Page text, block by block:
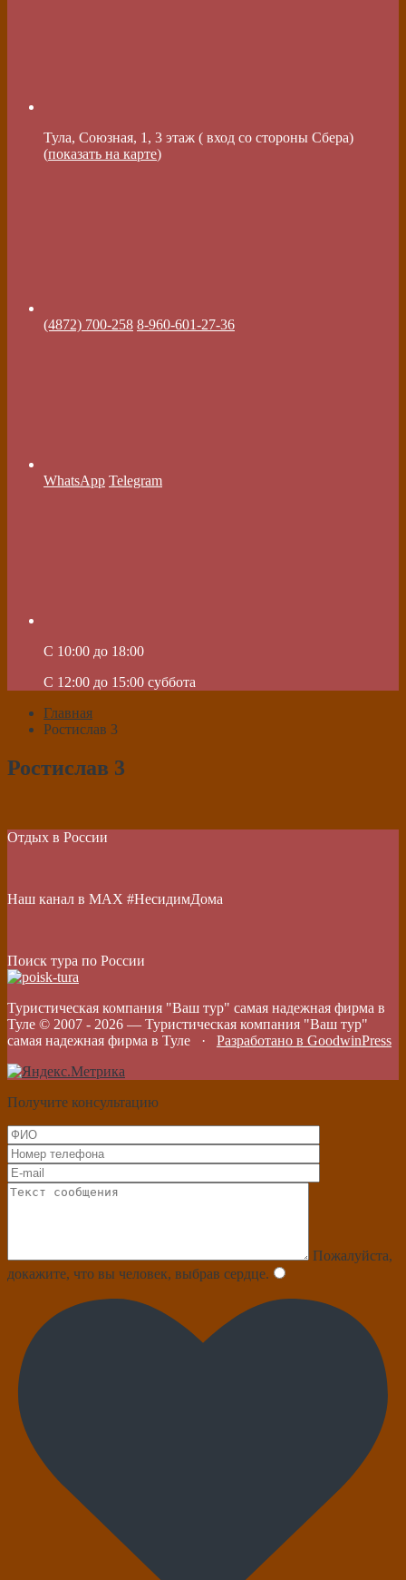
Тула, Союзная, 1, 3 этаж ( вход со стороны Сбера)
(показать на карте)
(4872) 700-258 8-960-601-27-36
WhatsApp Telegram
C 10:00 до 18:00
C 12:00 до 15:00 суббота
Главная
Ростислав 3
Ростислав 3
Отдых в России
Наш канал в МАХ #НесидимДома
Поиск тура по России
Туристическая компания "Ваш тур" самая надежная фирма в
Туле © 2007 - 2026 — Туристическая компания "Ваш тур"
самая надежная фирма в Туле · Разработано в GoodwinPress
Получите консультацию
Пожалуйста,
докажите, что вы человек, выбрав сердце.